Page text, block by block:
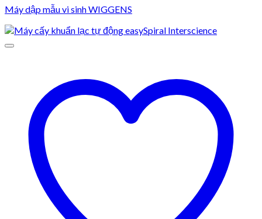
Máy dập mẫu vi sinh WIGGENS